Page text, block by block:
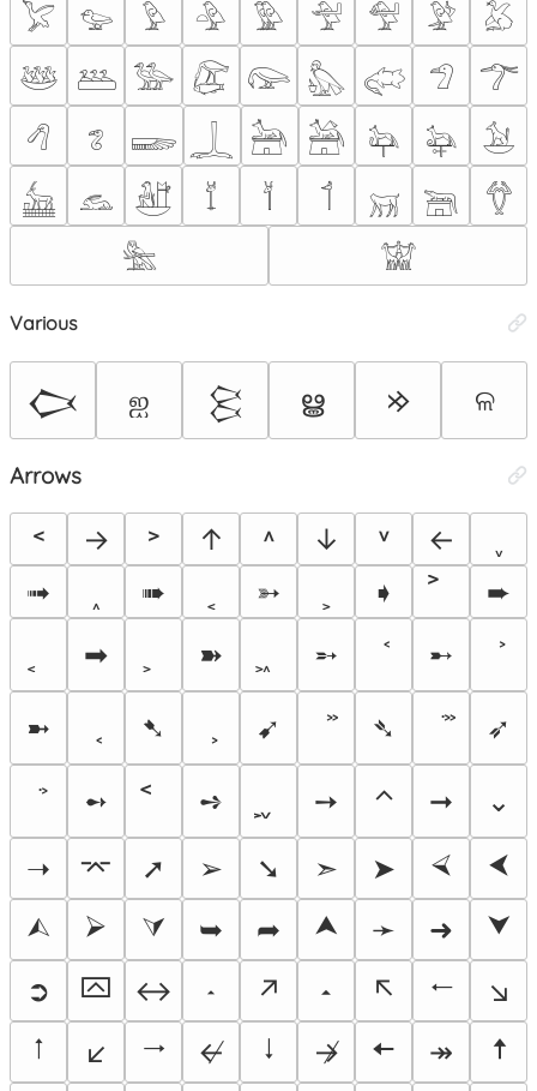
𓅯 𓅰 𓅱 𓅲 𓅳 𓅴 𓅵 𓅶
𓅷
𓅸 𓅹 𓅺 𓅻 𓅼 𓅽 𓅾 𓅿
𓆀
𓆁
𓆂 𓆃 𓆆 𓃣 𓃤 𓃧 𓃨
𓃪
𓃳
𓃺 𓃼 𓄈 𓄉 𓄊 𓄚 𓆋
𓆫
𓆲
𓀬
Various
𒆨 ஐ 𒆩 ൠ 𐰢 ଳ
Arrows
˂ → ˃ ↑ ˄ ↓ ˅ ←
➟
➠ ➳ ➧
➨
➡
➽ ➵ ➸
➼ ➷ ➹ ➴ ➶
➻ ➺ ➙ ⌃ ➞
⌄
➝
⌤ ➚ ➢ ➘ ➣ ➤ ⮘
⮜
⮙
⮚ ⮛ ➥ ➦ ⮝ ➛ ➜
⮟
➲
⮹ ↔ 𝧵 ↗ 𝧶 ↖ 🠀
↘
🠁
↙ 🠂 ↚ 🠃 ↛ 🠄 ↠
🠅